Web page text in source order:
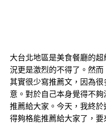
大台北地區是美食餐廳的
況更是激烈的不得了。然而
其實很少寫推薦文，因為
意。對於自己本身覺得不
推薦給大家。今天，我終於
得夠格能推薦給大家了，要